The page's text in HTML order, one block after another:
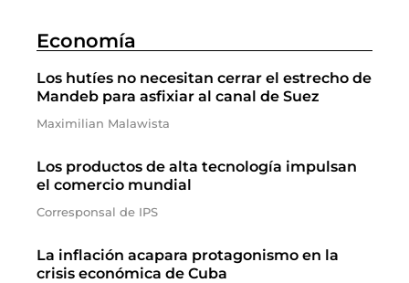
Economía
Los hutíes no necesitan cerrar el estrecho de
Mandeb para asfixiar al canal de Suez
Maximilian Malawista
Los productos de alta tecnología impulsan
el comercio mundial
Corresponsal de IPS
La inflación acapara protagonismo en la
crisis económica de Cuba